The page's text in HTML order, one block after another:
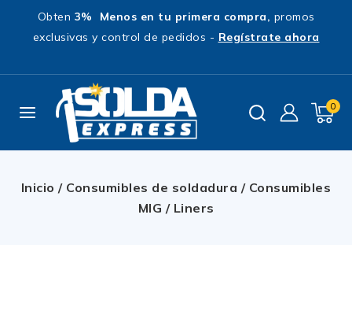
Obten 3% Menos en tu primera compra, promos
exclusivas y control de pedidos - Regístrate ahora
0
Inicio / Consumibles de soldadura / Consumibles
MIG / Liners